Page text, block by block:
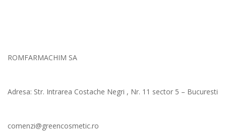
ROMFARMACHIM SA
Adresa: Str. Intrarea Costache Negri , Nr. 11 sector 5 – Bucuresti
comenzi@greencosmetic.ro